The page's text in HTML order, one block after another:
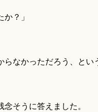
か？」
らなかっただろう、とい
念そうに答えました。